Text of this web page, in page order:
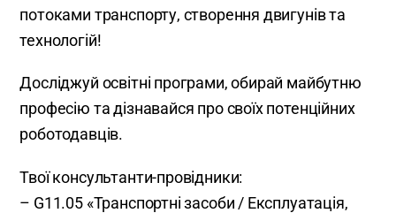
потоками транспорту, створення двигунів та
технологій!
Досліджуй освітні програми, обирай майбутню
професію та дізнавайся про своїх потенційних
роботодавців.
Твої консультанти-провідники:
– G11.05 «Транспортні засоби / Експлуатація,